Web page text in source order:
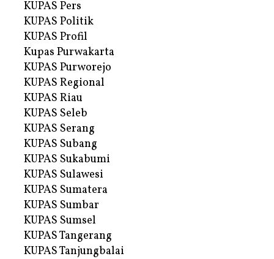
KUPAS Pers
KUPAS Politik
KUPAS Profil
Kupas Purwakarta
KUPAS Purworejo
KUPAS Regional
KUPAS Riau
KUPAS Seleb
KUPAS Serang
KUPAS Subang
KUPAS Sukabumi
KUPAS Sulawesi
KUPAS Sumatera
KUPAS Sumbar
KUPAS Sumsel
KUPAS Tangerang
KUPAS Tanjungbalai